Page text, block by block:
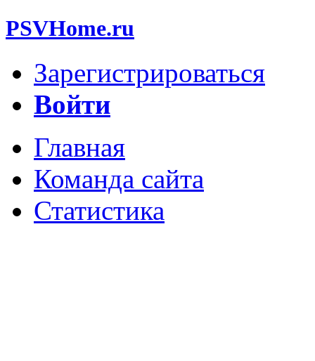
PSVHome.ru
Зарегистрироваться
Войти
Главная
Команда сайта
Статистика